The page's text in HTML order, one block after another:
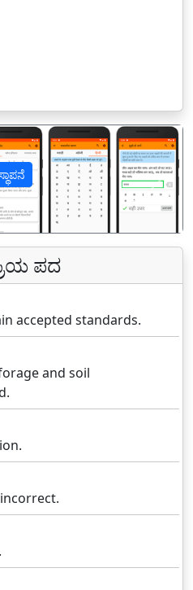
ಪದ
accepted standards.
and soil